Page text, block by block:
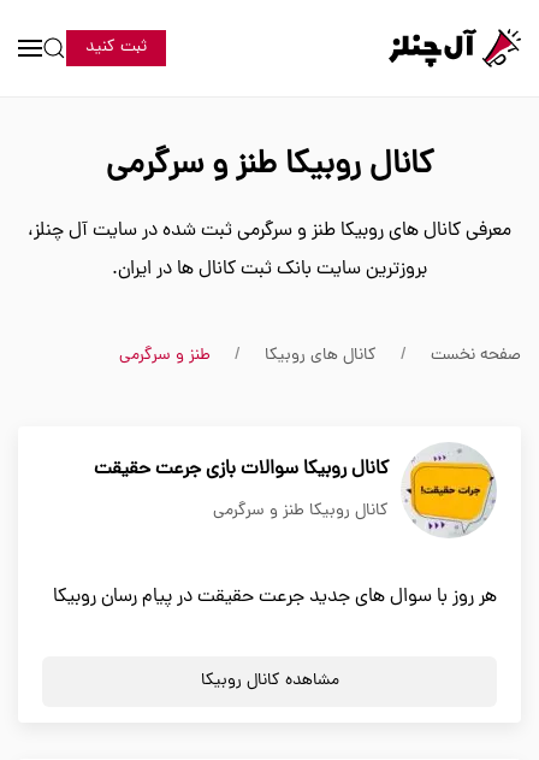
ثبت کنید
کانال روبیکا طنز و سرگرمی
معرفی کانال های روبیکا طنز و سرگرمی ثبت شده در سایت آل چنلز،
بروزترین سایت بانک ثبت کانال ها در ایران.
صفحه نخست کانال های روبیکا طنز و سرگرمی
کانال روبیکا سوالات بازی جرعت حقیقت
کانال روبیکا طنز و سرگرمی
هر روز با سوال های جدید جرعت حقیقت در پیام رسان روبیکا
مشاهده کانال روبیکا